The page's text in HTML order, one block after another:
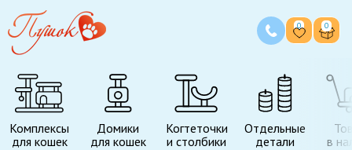
0 0
Комплексы
для кошек
Домики
для кошек
Когтеточки
и столбики
Отдельные
детали
в